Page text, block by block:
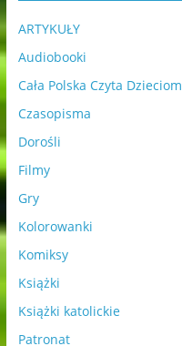
ARTYKUŁY
Audiobooki
Cała Polska Czyta Dzieciom
Czasopisma
Dorośli
Filmy
Gry
Kolorowanki
Komiksy
Książki
Książki katolickie
Patronat